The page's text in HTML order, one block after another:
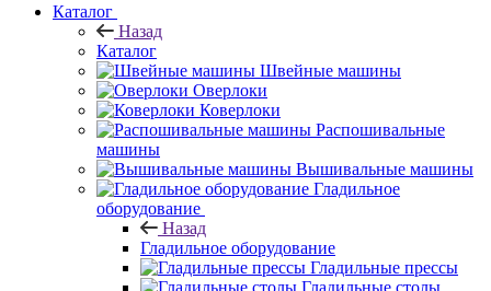
Каталог
Назад
Каталог
Швейные машины
Оверлоки
Коверлоки
Распошивальные
машины
Вышивальные машины
Гладильное
оборудование
Назад
Гладильное оборудование
Гладильные прессы
Гладильные столы